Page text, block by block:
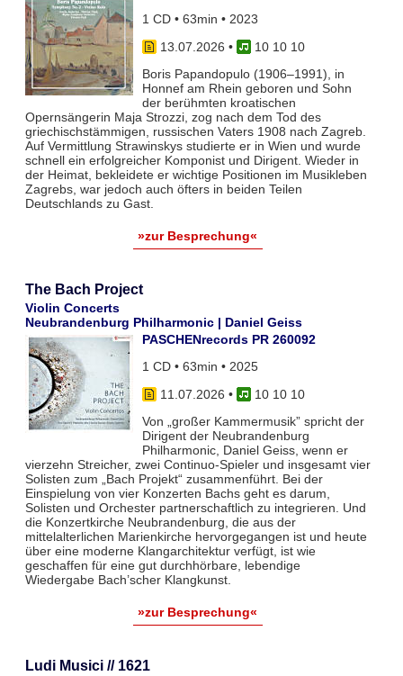
1 CD • 63min • 2023
13.07.2026 •
10 10 10
Boris Papandopulo (1906–1991), in
Honnef am Rhein geboren und Sohn
der berühmten kroatischen
Opernsängerin Maja Strozzi, zog nach dem Tod des
griechischstämmigen, russischen Vaters 1908 nach Zagreb.
Auf Vermittlung Strawinskys studierte er in Wien und wurde
schnell ein erfolgreicher Komponist und Dirigent. Wieder in
der Heimat, bekleidete er wichtige Positionen im Musikleben
Zagrebs, war jedoch auch öfters in beiden Teilen
Deutschlands zu Gast.
»zur Besprechung«
The Bach Project
Violin Concerts
Neubrandenburg Philharmonic | Daniel Geiss
PASCHENrecords PR 260092
1 CD • 63min • 2025
11.07.2026 •
10 10 10
Von „großer Kammermusik” spricht der
Dirigent der Neubrandenburg
Philharmonic, Daniel Geiss, wenn er
vierzehn Streicher, zwei Continuo-Spieler und insgesamt vier
Solisten zum „Bach Projekt“ zusammenführt. Bei der
Einspielung von vier Konzerten Bachs geht es darum,
Solisten und Orchester partnerschaftlich zu integrieren. Und
die Konzertkirche Neubrandenburg, die aus der
mittelalterlichen Marienkirche hervorgegangen ist und heute
über eine moderne Klangarchitektur verfügt, ist wie
geschaffen für eine gut durchhörbare, lebendige
Wiedergabe Bach’scher Klangkunst.
»zur Besprechung«
Ludi Musici // 1621